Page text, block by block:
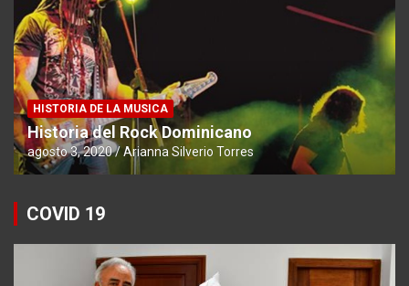
HISTORIA DE LA MUSICA
Historia del Rock Dominicano
agosto 3, 2020 Arianna Silverio Torres
COVID 19